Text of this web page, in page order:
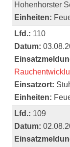
Hohenhorster
Einheiten:
Lfd.: 110
Datum:
Einsatzort:
Einheiten:
Lfd.: 109
Datum: